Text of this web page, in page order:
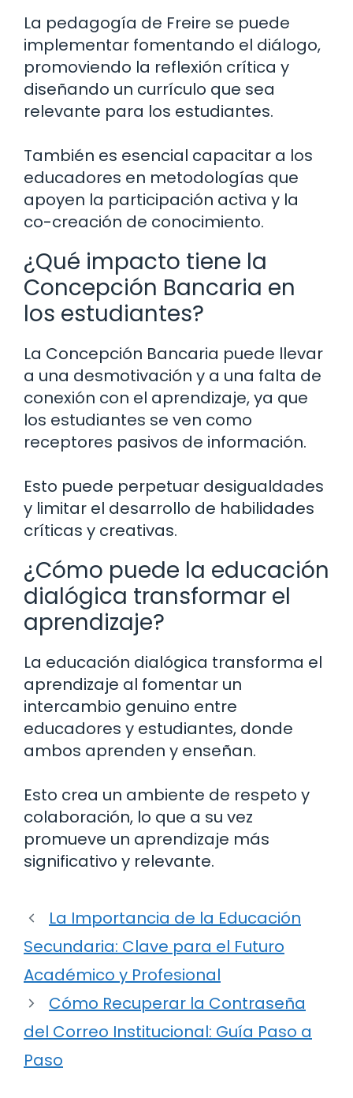
La pedagogía de Freire se puede
implementar fomentando el diálogo,
promoviendo la reflexión crítica y
diseñando un currículo que sea
relevante para los estudiantes.
También es esencial capacitar a los
educadores en metodologías que
apoyen la participación activa y la
co-creación de conocimiento.
¿Qué impacto tiene la
Concepción Bancaria en
los estudiantes?
La Concepción Bancaria puede llevar
a una desmotivación y a una falta de
conexión con el aprendizaje, ya que
los estudiantes se ven como
receptores pasivos de información.
Esto puede perpetuar desigualdades
y limitar el desarrollo de habilidades
críticas y creativas.
¿Cómo puede la educación
dialógica transformar el
aprendizaje?
La educación dialógica transforma el
aprendizaje al fomentar un
intercambio genuino entre
educadores y estudiantes, donde
ambos aprenden y enseñan.
Esto crea un ambiente de respeto y
colaboración, lo que a su vez
promueve un aprendizaje más
significativo y relevante.
La Importancia de la Educación
Secundaria: Clave para el Futuro
Académico y Profesional
Cómo Recuperar la Contraseña
del Correo Institucional: Guía Paso a
Paso